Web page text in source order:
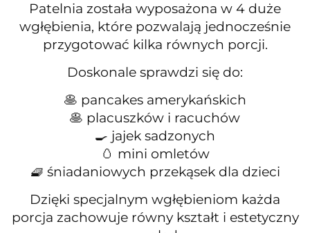
Patelnia została wyposażona w 4 duże
wgłębienia, które pozwalają jednocześnie
przygotować kilka równych porcji.
Doskonale sprawdzi się do:
🥞 pancakes amerykańskich
🥞 placuszków i racuchów
🍳 jajek sadzonych
🥚 mini omletów
🧇 śniadaniowych przekąsek dla dzieci
Dzięki specjalnym wgłębieniom każda
porcja zachowuje równy kształt i estetyczny